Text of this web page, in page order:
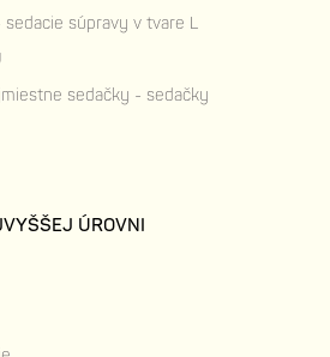
súpravy v tvare L
sedačky - sedačky
ÚROVNI